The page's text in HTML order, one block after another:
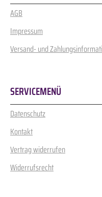
AGB
Impressum
Versand- und
SERVICEMENÜ
Datenschutz
Kontakt
Vertrag widerrufen
Widerrufsrecht